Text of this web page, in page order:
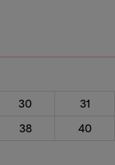
30
31
38 40